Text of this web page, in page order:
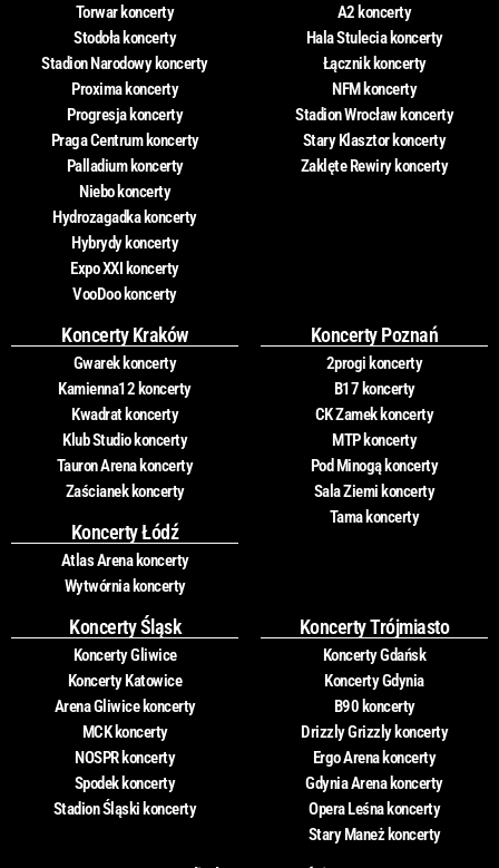
Torwar koncerty
Stodoła koncerty
Stadion Narodowy koncerty
Proxima koncerty
Progresja koncerty
Praga Centrum koncerty
Palladium koncerty
Niebo koncerty
Hydrozagadka koncerty
Hybrydy koncerty
Expo XXI koncerty
VooDoo koncerty
A2 koncerty
Hala Stulecia koncerty
Łącznik koncerty
NFM koncerty
Stadion Wrocław koncerty
Stary Klasztor koncerty
Zaklęte Rewiry koncerty
Koncerty Kraków
Gwarek koncerty
Kamienna12 koncerty
Kwadrat koncerty
Klub Studio koncerty
Tauron Arena koncerty
Zaścianek koncerty
Koncerty Łódź
Atlas Arena koncerty
Wytwórnia koncerty
Koncerty Poznań
2progi koncerty
B17 koncerty
CK Zamek koncerty
MTP koncerty
Pod Minogą koncerty
Sala Ziemi koncerty
Tama koncerty
Koncerty Śląsk
Koncerty Gliwice
Koncerty Katowice
Arena Gliwice koncerty
MCK koncerty
NOSPR koncerty
Spodek koncerty
Stadion Śląski koncerty
Koncerty Trójmiasto
Koncerty Gdańsk
Koncerty Gdynia
B90 koncerty
Drizzly Grizzly koncerty
Ergo Arena koncerty
Gdynia Arena koncerty
Opera Leśna koncerty
Stary Maneż koncerty